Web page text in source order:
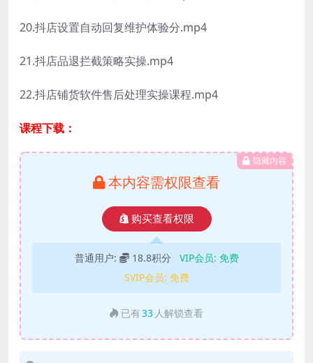
20.抖店设置自动回复维护体验分.mp4
21.抖店品退拦截策略实操.mp4
22.抖店铺货软件售后处理实操课程.mp4
课程下载：
隐藏内容
本内容需权限查看
购买查看权限
普通用户: 18.8积分 VIP会员: 免费
SVIP会员: 免费
已有33 人解锁查看